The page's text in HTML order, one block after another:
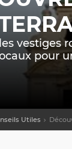
vestiges
pour
Utiles